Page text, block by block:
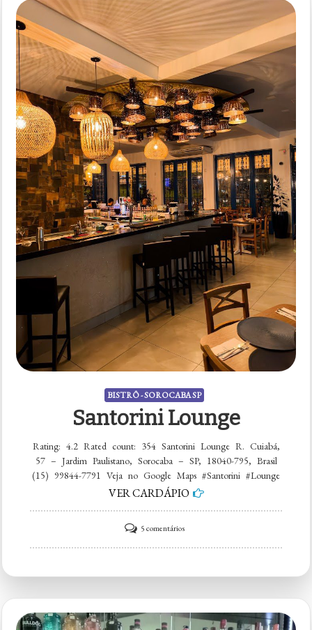
BISTRÔ - SOROCABA SP
Santorini Lounge
Rating: 4.2 Rated count: 354 Santorini Lounge R. Cuiabá,
57 – Jardim Paulistano, Sorocaba – SP, 18040-795, Brasil
(15) 99844-7791 Veja no Google Maps #Santorini #Lounge
VER CARDÁPIO
5 comentáriosem
Santorini